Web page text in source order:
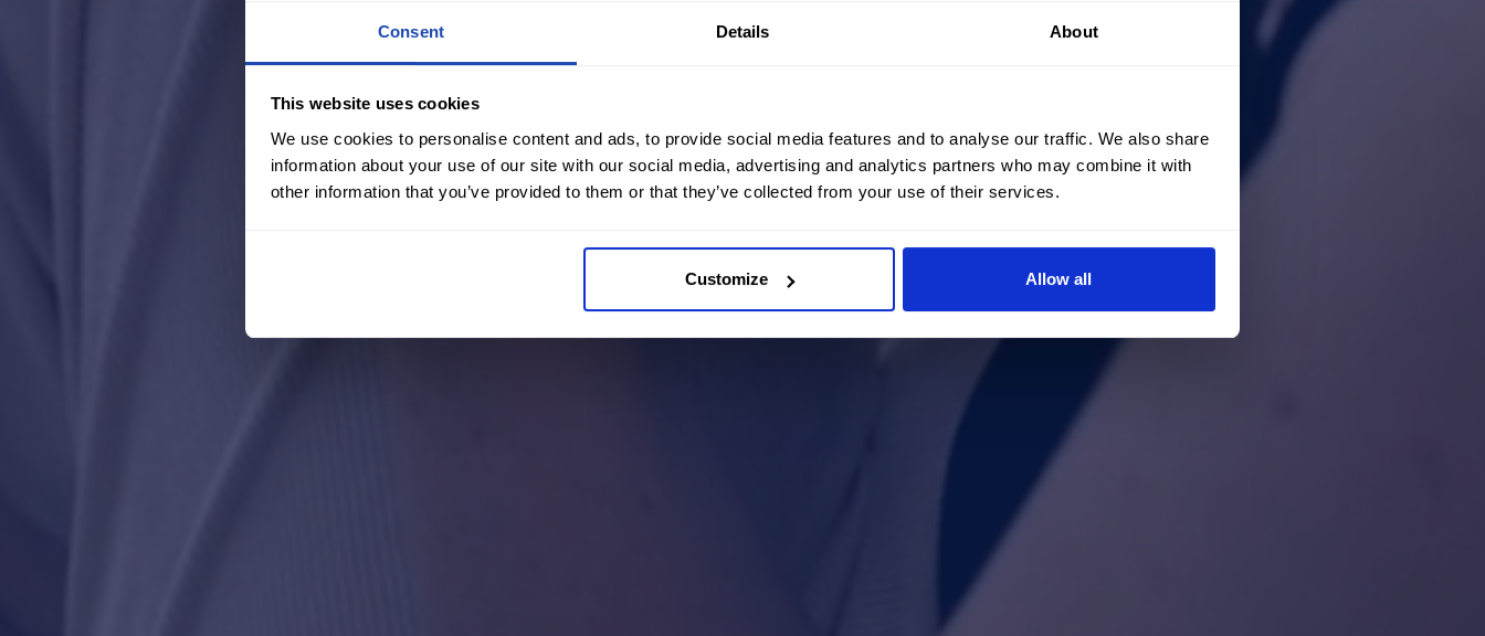
Consent Details About
This website uses cookies
We use cookies to personalise content and ads, to provide social media features and to analyse our traffic. We also share
information about your use of our site with our social media, advertising and analytics partners who may combine it with
other information that you’ve provided to them or that they’ve collected from your use of their services.
Customize Allow all